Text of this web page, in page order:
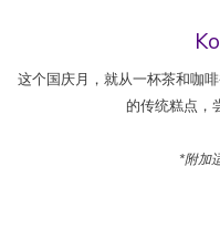
这个国庆月，就从一杯茶和咖
的传统糕点，
*附加